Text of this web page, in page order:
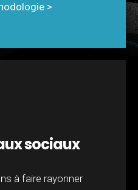
>
sociaux
à faire rayonner